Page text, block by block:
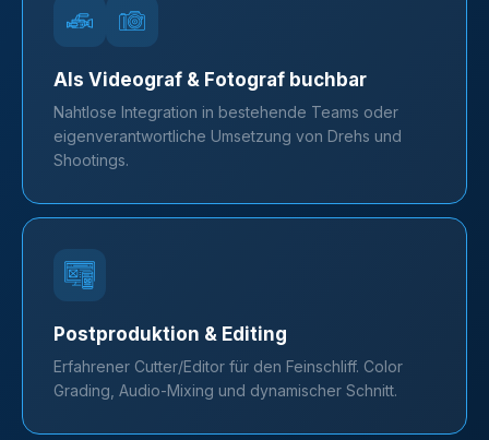
Als Videograf & Fotograf buchbar
Nahtlose Integration in bestehende Teams oder
eigenverantwortliche Umsetzung von Drehs und
Shootings.
Postproduktion & Editing
Erfahrener Cutter/Editor für den Feinschliff. Color
Grading, Audio-Mixing und dynamischer Schnitt.